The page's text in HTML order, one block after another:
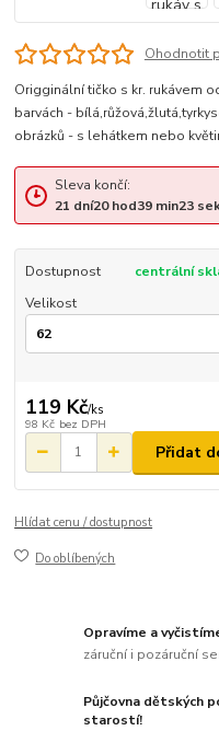
Ohodnotit
Origginální tičko s kr. rukávem
barvách -
obrázků - s lehátkem nebo
Sleva končí:
21 dní20hod39min22
Dostupnost
centrální
Velikost
119 Kč/ks
98 Kč bez DPH
Přidat
Hlídat cenu / dostupnost
Do oblíbených
Opravíme a
záruční i pozáruční
Půjčovna dětských
starostí!